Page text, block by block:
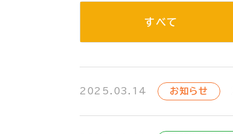
すべて
2025.03.14 お知らせ